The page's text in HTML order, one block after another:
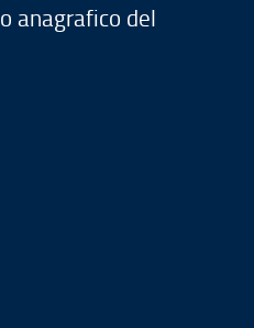
anagrafico del